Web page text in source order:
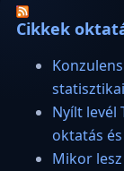
Cikkek
Nyílt levél
oktatás
Mikor